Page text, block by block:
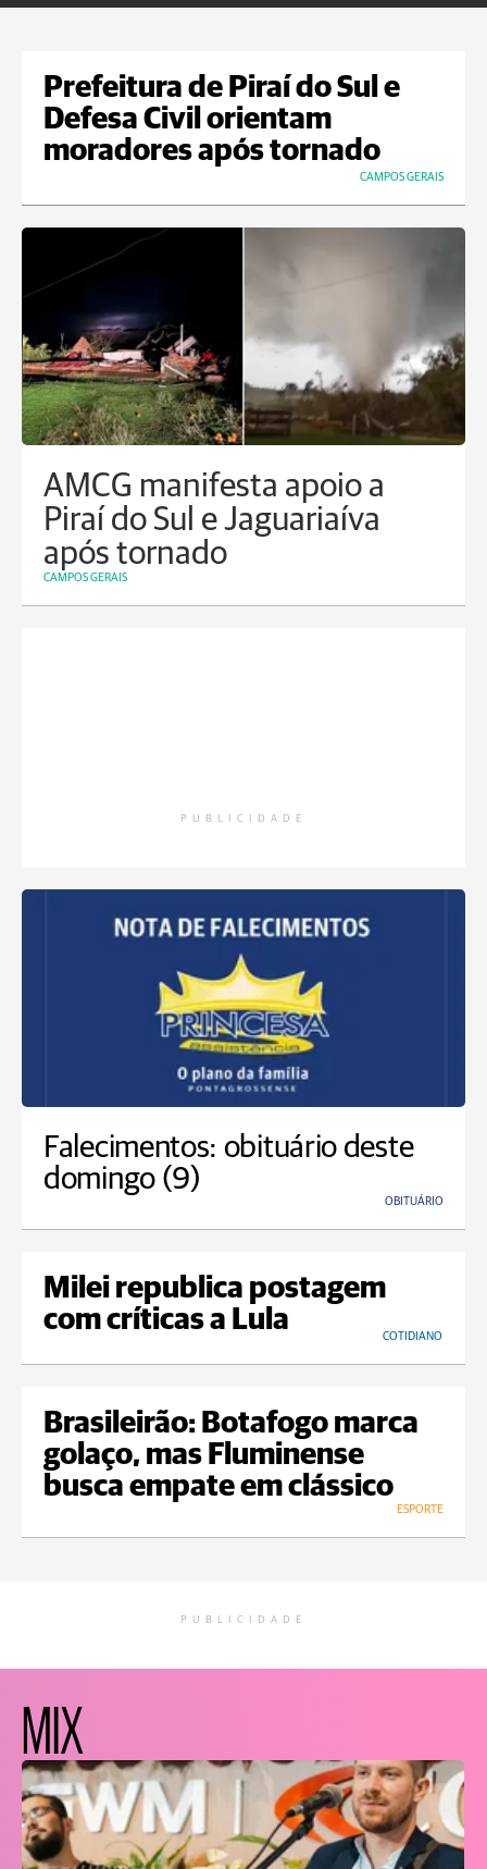
Prefeitura de Piraí do Sul e
Defesa Civil orientam
moradores após tornado
CAMPOS GERAIS
AMCG manifesta apoio a
Piraí do Sul e Jaguariaíva
após tornado
CAMPOS GERAIS
PUBLICIDADE
Falecimentos: obituário deste
domingo (9)
OBITUÁRIO
Milei republica postagem
com críticas a Lula
COTIDIANO
Brasileirão: Botafogo marca
golaço, mas Fluminense
busca empate em clássico
ESPORTE
PUBLICIDADE
MIX